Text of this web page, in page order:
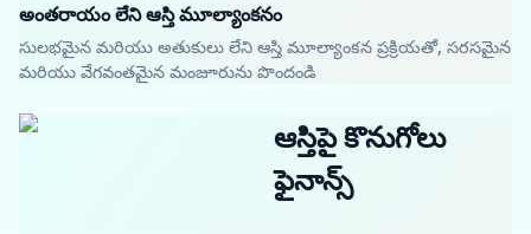
అంతరాయం లేని ఆస్తి మూల్యాంకనం
సులభమైన మరియు అతుకులు లేని ఆస్తి మూల్యాంకన ప్రక్రియతో, సరసమైన
మరియు వేగవంతమైన మంజూరును పొందండి
ఆస్తిపై కొనుగోలు
ఫైనాన్స్